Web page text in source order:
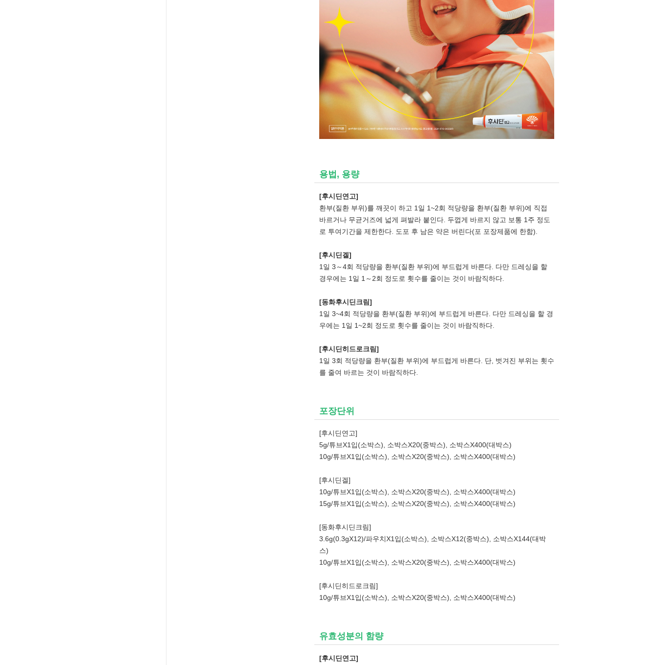
용법, 용량
[후시딘연고]
환부(질환 부위)를 깨끗이 하고 1일 1~2회 적당량을 환부(질환 부위)에 직접
바르거나 무균거즈에 넓게 펴발라 붙인다. 두껍게 바르지 않고 보통 1주 정도
로 투여기간을 제한한다. 도포 후 남은 약은 버린다(포 포장제품에 한함).
[후시딘겔]
1일 3～4회 적당량을 환부(질환 부위)에 부드럽게 바른다. 다만 드레싱을 할
경우에는 1일 1～2회 정도로 횟수를 줄이는 것이 바람직하다.
[동화후시딘크림]
1일 3~4회 적당량을 환부(질환 부위)에 부드럽게 바른다. 다만 드레싱을 할 경
우에는 1일 1~2회 정도로 횟수를 줄이는 것이 바람직하다.
[후시딘히드로크림]
1일 3회 적당량을 환부(질환 부위)에 부드럽게 바른다. 단, 벗겨진 부위는 횟수
를 줄여 바르는 것이 바람직하다.
포장단위
[후시딘연고]
5g/튜브X1입(소박스), 소박스X20(중박스), 소박스X400(대박스)
10g/튜브X1입(소박스), 소박스X20(중박스), 소박스X400(대박스)
[후시딘겔]
10g/튜브X1입(소박스), 소박스X20(중박스), 소박스X400(대박스)
15g/튜브X1입(소박스), 소박스X20(중박스), 소박스X400(대박스)
[동화후시딘크림]
3.6g(0.3gX12)/파우치X1입(소박스), 소박스X12(중박스), 소박스X144(대박
스)
10g/튜브X1입(소박스), 소박스X20(중박스), 소박스X400(대박스)
[후시딘히드로크림]
10g/튜브X1입(소박스), 소박스X20(중박스), 소박스X400(대박스)
유효성분의 함량
[후시딘연고]